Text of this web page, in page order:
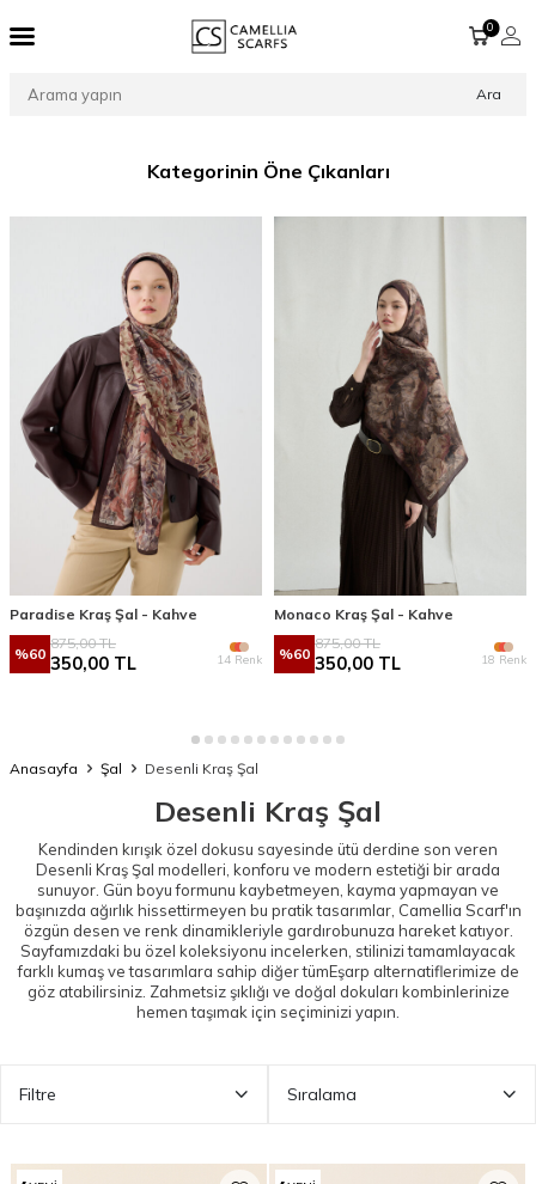
Ara
0
Kategorinin Öne Çıkanları
Paradise Kraş Şal - Kahve
%60
875,00TL
350,00 TL 14 Renk
Monaco Kraş Şal - Kahve
%60
875,00TL
350,00 TL 18 Renk
Anasayfa Şal Desenli Kraş Şal
Desenli Kraş Şal
Kendinden kırışık özel dokusu sayesinde ütü derdine son veren
Desenli Kraş Şal modelleri, konforu ve modern estetiği bir arada
sunuyor. Gün boyu formunu kaybetmeyen, kayma yapmayan ve
başınızda ağırlık hissettirmeyen bu pratik tasarımlar, Camellia Scarf'ın
özgün desen ve renk dinamikleriyle gardırobunuza hareket katıyor.
Sayfamızdaki bu özel koleksiyonu incelerken, stilinizi tamamlayacak
farklı kumaş ve tasarımlara sahip diğer tümEşarp alternatiflerimize de
göz atabilirsiniz. Zahmetsiz şıklığı ve doğal dokuları kombinlerinize
hemen taşımak için seçiminizi yapın.
Filtre Sıralama